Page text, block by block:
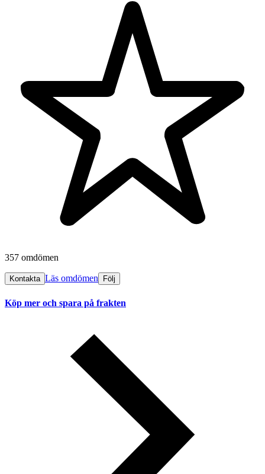
357 omdömen
Kontakta Läs omdömen Följ
Köp mer och spara på frakten